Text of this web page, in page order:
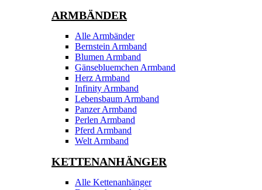
ARMBÄNDER
Alle Armbänder
Bernstein Armband
Blumen Armband
Gänsebluemchen Armband
Herz Armband
Infinity Armband
Lebensbaum Armband
Panzer Armband
Perlen Armband
Pferd Armband
Welt Armband
KETTENANHÄNGER
Alle Kettenanhänger